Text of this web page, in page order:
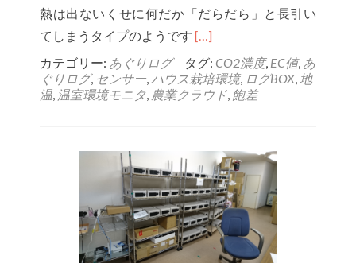
熱は出ないくせに何だか「だらだら」と長引い
てしまうタイプのようです Read
more
about
お
に
土
壌
を
計
[…]
カテゴリー: あぐりログ タグ: CO2濃度, EC値, あ
ぐりログ, センサー, ハウス栽培環境, ログBOX,地
温, 温室環境モニタ, 農業クラウド, 飽差